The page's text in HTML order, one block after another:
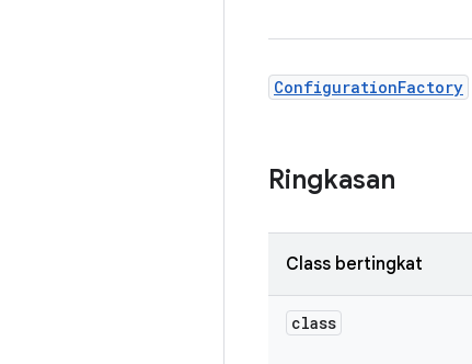
ConfigurationFactory
Ringkasan
Class bertingkat
class